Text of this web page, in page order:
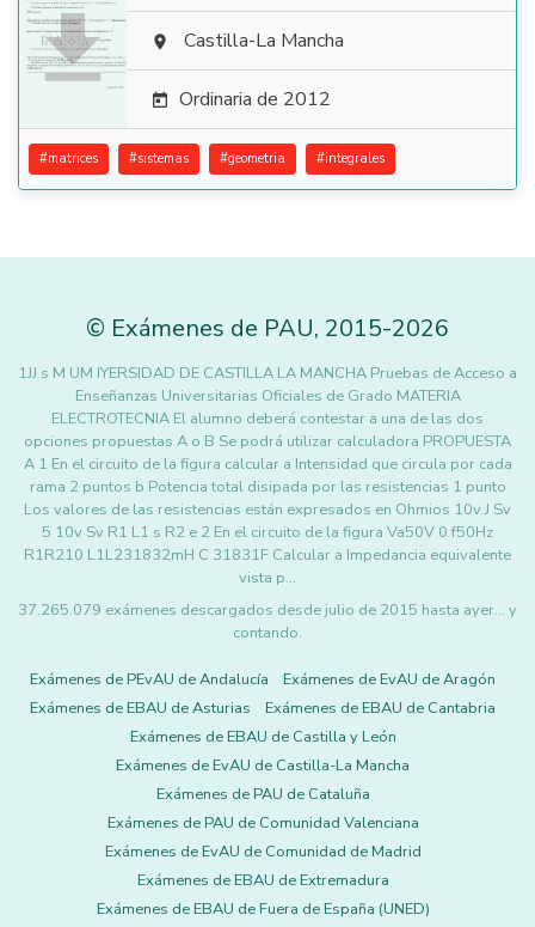
  Castilla-La Mancha
 Ordinaria de 2012
#matrices #sistemas #geometria #integrales
© Exámenes de PAU, 2015-2026
1JJ s M UM IYERSIDAD DE CASTILLA LA MANCHA Pruebas de Acceso a
Enseñanzas Universitarias Oficiales de Grado MATERIA
ELECTROTECNIA El alumno deberá contestar a una de las dos
opciones propuestas A o B Se podrá utilizar calculadora PROPUESTA
A 1 En el circuito de la figura calcular a Intensidad que circula por cada
rama 2 puntos b Potencia total disipada por las resistencias 1 punto
Los valores de las resistencias están expresados en Ohmios 10v J Sv
5 10v Sv R1 L1 s R2 e 2 En el circuito de la figura Va50V 0 f50Hz
R1R210 L1L231832mH C 31831F Calcular a Impedancia equivalente
vista p…
37.265.079 exámenes descargados desde julio de 2015 hasta ayer... y
contando.
Exámenes de PEvAU de Andalucía
Exámenes de EvAU de Aragón
Exámenes de EBAU de Asturias
Exámenes de EBAU de Cantabria
Exámenes de EBAU de Castilla y León
Exámenes de EvAU de Castilla-La Mancha
Exámenes de PAU de Cataluña
Exámenes de PAU de Comunidad Valenciana
Exámenes de EvAU de Comunidad de Madrid
Exámenes de EBAU de Extremadura
Exámenes de EBAU de Fuera de España (UNED)